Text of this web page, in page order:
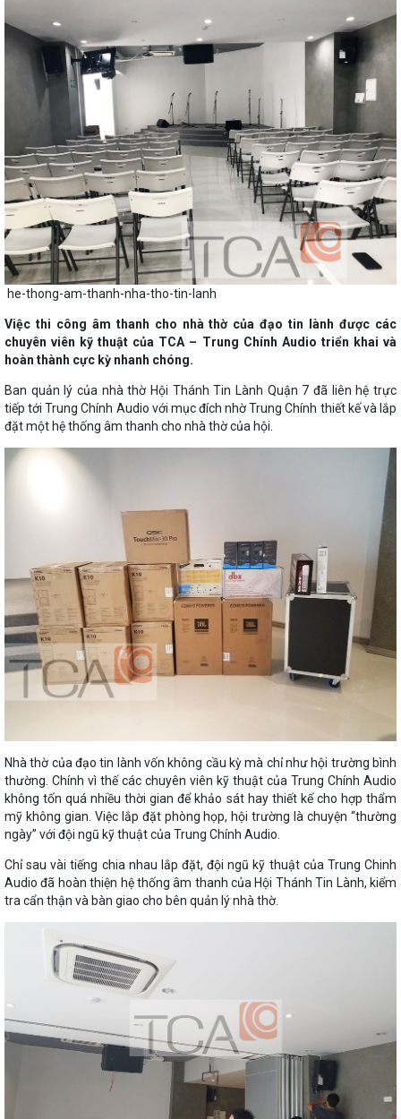
he-thong-am-thanh-nha-tho-tin-lanh
Việc thi công âm thanh cho nhà thờ của đạo tin lành được các
chuyên viên kỹ thuật của TCA – Trung Chính Audio triển khai và
hoàn thành cực kỳ nhanh chóng.
Ban quản lý của nhà thờ Hội Thánh Tin Lành Quận 7 đã liên hệ trực
tiếp tới Trung Chính Audio với mục đích nhờ Trung Chính thiết kế và lắp
đặt một hệ thống âm thanh cho nhà thờ của hội.
Nhà thờ của đạo tin lành vốn không cầu kỳ mà chỉ như hội trường bình
thường. Chính vì thế các chuyên viên kỹ thuật của Trung Chính Audio
không tốn quá nhiều thời gian để khảo sát hay thiết kế cho hợp thẩm
mỹ không gian. Việc lắp đặt phòng họp, hội trường là chuyện “thường
ngày” với đội ngũ kỹ thuật của Trung Chính Audio.
Chỉ sau vài tiếng chia nhau lắp đặt, đội ngũ kỹ thuật của Trung Chinh
Audio đã hoàn thiện hệ thống âm thanh của Hội Thánh Tin Lành, kiểm
tra cẩn thận và bàn giao cho bên quản lý nhà thờ.